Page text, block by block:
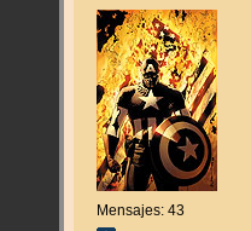
Mensajes: 43